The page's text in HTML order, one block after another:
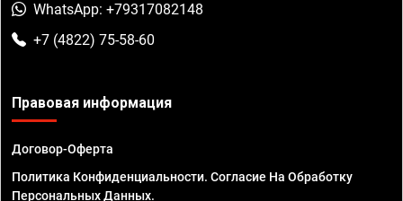
WhatsApp: +79317082148
+7 (4822) 75-58-60
Правовая информация
Договор-Оферта
Политика Конфиденциальности. Согласие На Обработку
Персональных Данных.